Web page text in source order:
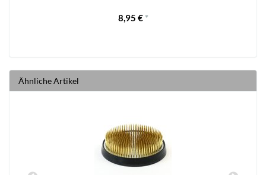
8,95 € *
Ähnliche Artikel